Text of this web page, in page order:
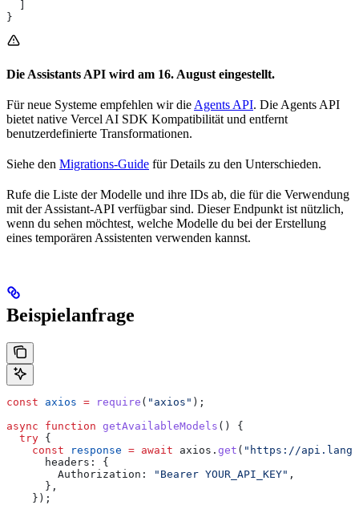
}
Die Assistants API wird am 16. August eingestellt.
Für neue Systeme empfehlen wir die Agents API. Die Agents API
bietet native Vercel AI SDK Kompatibilität und entfernt
benutzerdefinierte Transformationen.
Siehe den Migrations-Guide für Details zu den Unterschieden.
Rufe die Liste der Modelle und ihre IDs ab, die für die Verwendung
mit der Assistant-API verfügbar sind. Dieser Endpunkt ist nützlich,
wenn du sehen möchtest, welche Modelle du bei der Erstellung
eines temporären Assistenten verwenden kannst.
Beispielanfrage
const axios = require ( "axios" );
async function getAvailableModels () {
  try
{
    const
response = await axios . get ( "https://
      headers:
{
        Authorization:
"Bearer YOUR_API_KEY" ,
      },
    });